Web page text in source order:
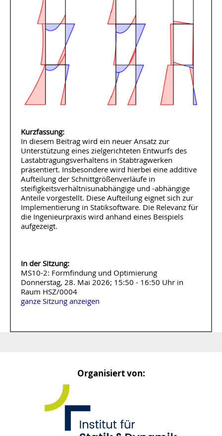
Organisiert von:
Kurzfassung:
In diesem Beitrag wird ein neuer Ansatz zur
Unterstützung eines zielgerichteten Entwurfs des
Lastabtragungsverhaltens in Stabtragwerken
präsentiert. Insbesondere wird hierbei eine additive
Aufteilung der Schnittgrößenverläufe in
steifigkeitsverhältnisunabhängige und -abhängige
Anteile vorgestellt. Diese Aufteilung eignet sich zur
Implementierung in Statiksoftware. Die Relevanz für
die Ingenieurpraxis wird anhand eines Beispiels
aufgezeigt.
In der Sitzung:
MS10-2: Formfindung und Optimierung
Donnerstag, 28. Mai 2026; 15:50 - 16:50 Uhr in
Raum HSZ/0004
ganze Sitzung anzeigen